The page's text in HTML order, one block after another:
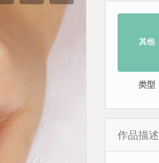
其他
类型
作品描述